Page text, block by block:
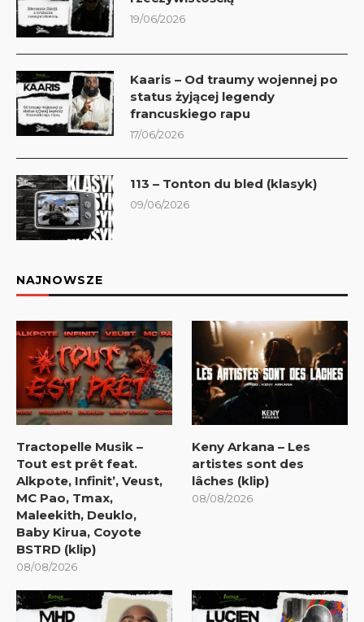
19/06/2026
Kaaris – Od traumy wojennej po
status żyjącej legendy
francuskiego rapu
17/06/2026
113 – Tonton du bled (klasyk)
09/06/2026
NAJNOWSZE
Tractopelle Musik –
Tout est prêt feat.
Alkpote, Infinit’, Veust,
MC Pao, Tmax,
Maleekith, Deuklo,
Baby Kirua, Coyote
BSTRD (klip)
08/08/2026
Keny Arkana – Les
artistes sont des
lâches (klip)
08/08/2026